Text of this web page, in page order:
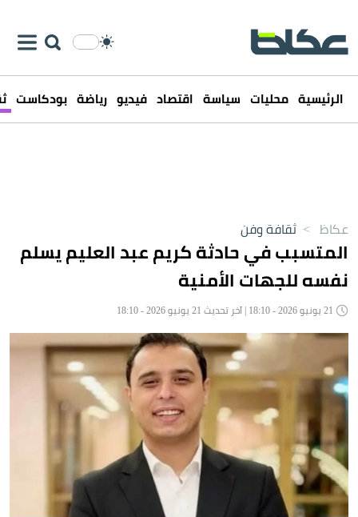
الرئيسية محليات سياسة اقتصاد فيديو رياضة بودكاست
عكاظ > ثقافة وفن
المتسبب في حادثة كريم عبد العليم يسلم
نفسه للجهات الأمنية